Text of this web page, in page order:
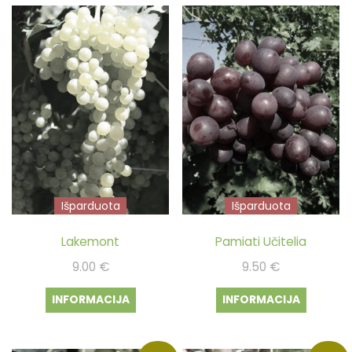
Išparduota
Lakemont
9.00 €
INFORMACIJA
Išparduota
Pamiati Učitelia
9.50 €
INFORMACIJA